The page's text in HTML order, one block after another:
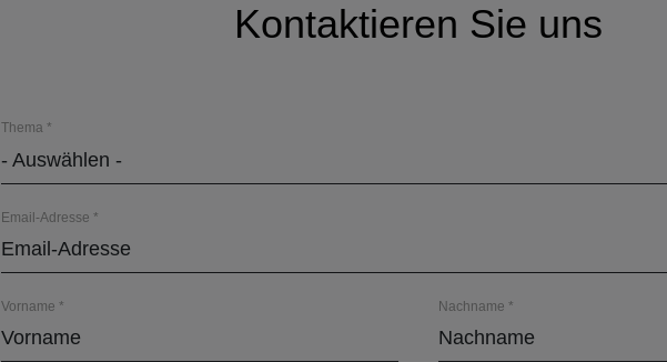
Kontaktieren Sie uns
Thema
- Auswählen -
Email-Adresse
Name
Vorname Nachname